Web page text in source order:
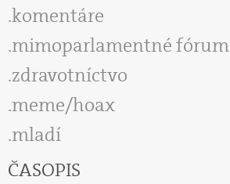
komentáre
mimoparlamentné fórum
zdravotníctvo
meme/hoax
mladí
ČASOPIS